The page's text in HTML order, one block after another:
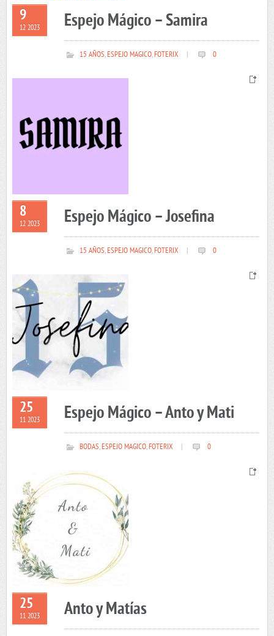
9
12 2023 Espejo Mágico – Samira
15 AÑOS,ESPEJO MAGICO,FOTERIX 0
8
12 2023 Espejo Mágico – Josefina
15 AÑOS,ESPEJO MAGICO,FOTERIX 0
25
11 2023 Espejo Mágico – Anto y Mati
BODAS,ESPEJO MAGICO,FOTERIX 0
25
11 2023 Anto y Matías